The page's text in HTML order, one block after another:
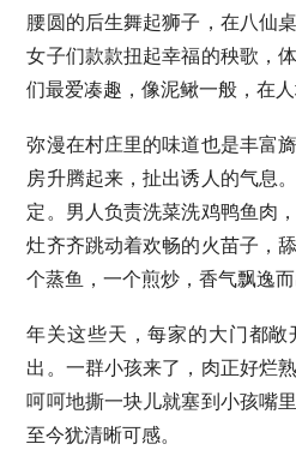
腰圆的后生舞起狮子，在八仙
女子们款款扭起幸福的秧歌，
们最爱凑趣，像泥鳅一般，在
弥漫在村庄里的味道也是丰富
房升腾起来，扯出诱人的气息
定。男人负责洗菜洗鸡鸭鱼肉
灶齐齐跳动着欢畅的火苗子，
个蒸鱼，一个煎炒，香气飘逸
年关这些天，每家的大门都
出。一群小孩来了，肉正好烂
呵呵地撕一块儿就塞到小孩嘴
至今犹清晰可感。